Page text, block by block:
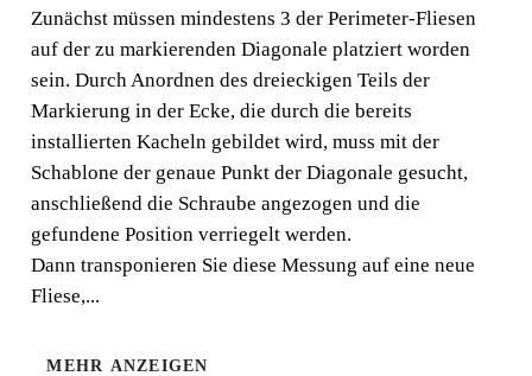
Der Betrieb der RUBI-Diagonalmarkierung ist sehr
einfach. Zunächst müssen mindestens 3 der Perimeter-
Fliesen auf der zu markierenden Diagonale platziert
worden sein.
Zunächst müssen mindestens 3 der Perimeter-Fliesen
auf der zu markierenden Diagonale platziert worden
sein. Durch Anordnen des dreieckigen Teils der
Markierung in der Ecke, die durch die bereits
installierten Kacheln gebildet wird, muss mit der
Schablone der genaue Punkt der Diagonale gesucht,
anschließend die Schraube angezogen und die
gefundene Position verriegelt werden.
Dann transponieren Sie diese Messung auf eine neue
Fliese,...
MEHR ANZEIGEN